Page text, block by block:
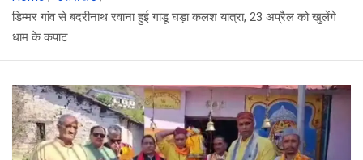
डिम्मर गांव से बदरीनाथ रवाना हुई गाडू घड़ा कलश यात्रा, 23 अप्रैल को खुलेंगे
धाम के कपाट